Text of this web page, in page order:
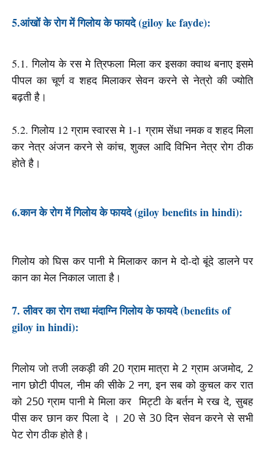
5.आंखों के रोग में गिलोय के फायदे (giloy ke fayde):
5.1. गिलोय के रस मे त्रिफला मिला कर इसका क्वाथ बनाए इसमे
पीपल का चूर्ण व शहद मिलाकर सेवन करने से नेत्रो की ज्योति
बढ़ती है।
5.2. गिलोय 12 ग्राम स्वारस मे 1-1 ग्राम सेंधा नमक व शहद मिला
कर नेत्र अंजन करने से कांच, शुक्ल आदि विभिन नेत्र रोग ठीक
होते है।
6.कान के रोग में गिलोय के फायदे (giloy benefits in hindi):
गिलोय को घिस कर पानी मे मिलाकर कान मे दो-दो बूंदे डालने पर
कान का मेल निकाल जाता है।
7. लीवर का रोग तथा मंदाग्नि गिलोय के फायदे (benefits of
giloy in hindi):
गिलोय जो तजी लकड़ी की 20 ग्राम मात्रा मे 2 ग्राम अजमोद, 2
नाग छोटी पीपल, नीम की सीके 2 नग, इन सब को कुचल कर रात
को 250 ग्राम पानी मे मिला कर मिट्टी के बर्तन मे रख दे, सुबह
पीस कर छान कर पिला दे । 20 से 30 दिन सेवन करने से सभी
पेट रोग ठीक होते है।